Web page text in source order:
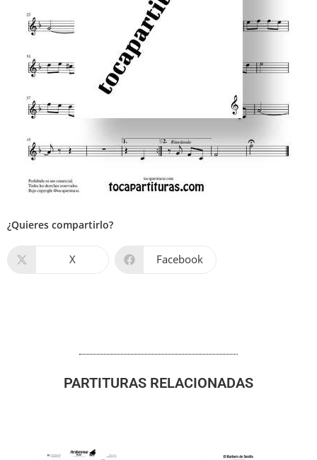
¿Quieres compartirlo?
X Facebook
PARTITURAS RELACIONADAS